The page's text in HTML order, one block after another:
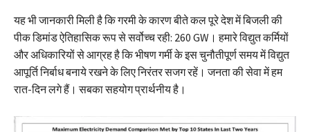
यह भी जानकारी मिली है कि गरमी के कारण बीते कल पूरे देश में बिजली की
पीक डिमांड ऐतिहासिक रूप से सर्वोच्च रही: 260 GW। हमारे विद्युत कर्मियों
और अधिकारियों से आग्रह है कि भीषण गर्मी के इस चुनौतीपूर्ण समय में विद्युत
आपूर्ति निर्बाध बनाये रखने के लिए निरंतर सजग रहें। जनता की सेवा में हम
रात-दिन लगे हैं। सबका सहयोग प्रार्थनीय है।